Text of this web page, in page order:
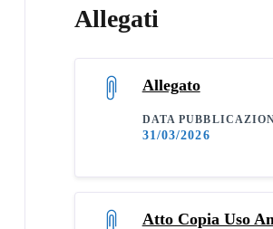
Allegati
Allegato
DATA
31/03/2026
Atto Copia Uso